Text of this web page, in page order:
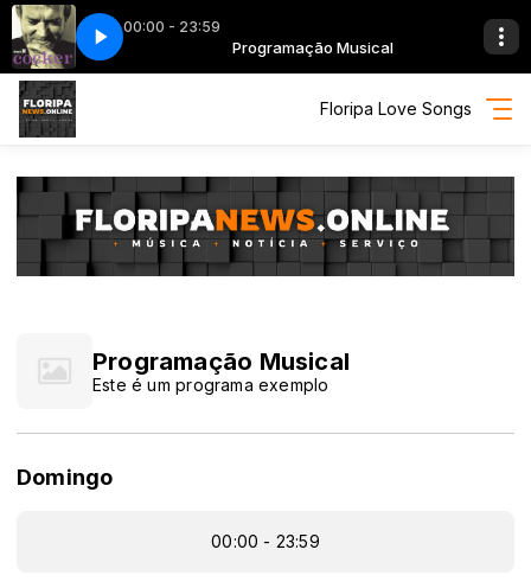
00:00 - 23:59
Musical Programação Musical
We Belong 11 Up Where We Belong
Floripa Love Songs
Programação Musical
Este é um programa exemplo
Domingo
00:00 - 23:59